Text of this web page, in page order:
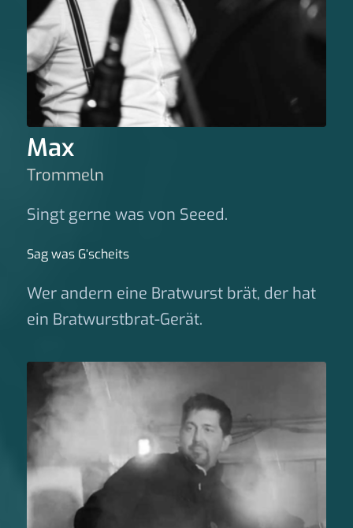
Max
Trommeln
Singt gerne was von Seeed.
Sag was G‘scheits
Wer andern eine Bratwurst brät, der hat
ein Bratwurstbrat-Gerät.